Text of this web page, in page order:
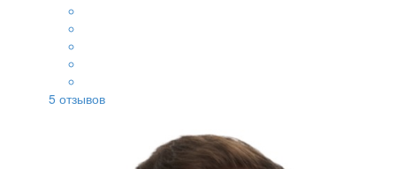
5 отзывов